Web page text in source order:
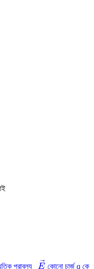
প্রাবল্য \vec{E}
E কোনো চার্জ q কে